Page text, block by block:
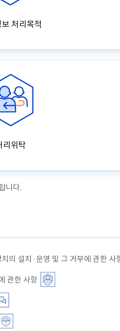
처리목적
리위탁
니다.
의 설치·운영 및 그 거부에 관한 사
관한 사항